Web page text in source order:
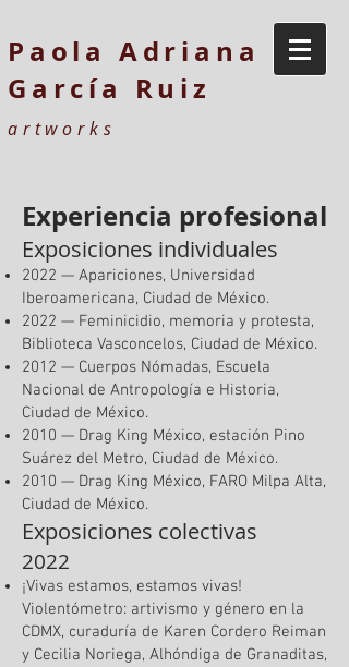
Paola Adriana
García Ruiz
artworks
Experiencia profesional
Exposiciones individuales
2022 — Apariciones, Universidad
Iberoamericana, Ciudad de México.
2022 — Feminicidio, memoria y protesta,
Biblioteca Vasconcelos, Ciudad de México.
2012 — Cuerpos Nómadas, Escuela
Nacional de Antropología e Historia,
Ciudad de México.
2010 — Drag King México, estación Pino
Suárez del Metro, Ciudad de México.
2010 — Drag King México, FARO Milpa Alta,
Ciudad de México.
Exposiciones colectivas
2022
¡Vivas estamos, estamos vivas!
Violentómetro: artivismo y género en la
CDMX, curaduría de Karen Cordero Reiman
y Cecilia Noriega, Alhóndiga de Granaditas,